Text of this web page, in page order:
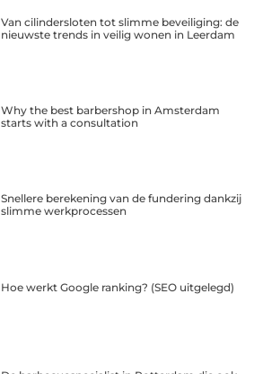
Van cilindersloten tot slimme beveiliging: de
nieuwste trends in veilig wonen in Leerdam
Why the best barbershop in Amsterdam
starts with a consultation
Snellere berekening van de fundering dankzij
slimme werkprocessen
Hoe werkt Google ranking? (SEO uitgelegd)